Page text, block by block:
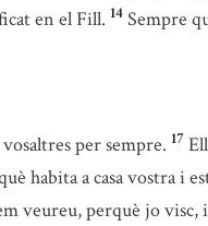
en el Fill. 14 Sempre
per sempre. 17
habita a casa vostra i
veureu, perquè jo visc, i